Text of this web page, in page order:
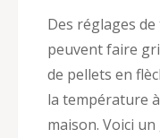
Des réglages
peuvent faire
de pellets en
la température
maison. Voici